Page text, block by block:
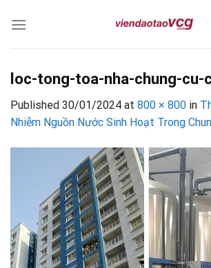
loc-tong-toa-nha-chung-cu-
Published 30/01/2024 at 800 × 800 in
Nhiễm Nguồn Nước Sinh Hoạt Trong